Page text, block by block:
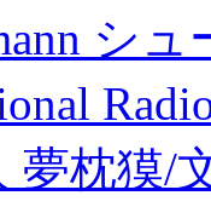
シ
夢枕獏/